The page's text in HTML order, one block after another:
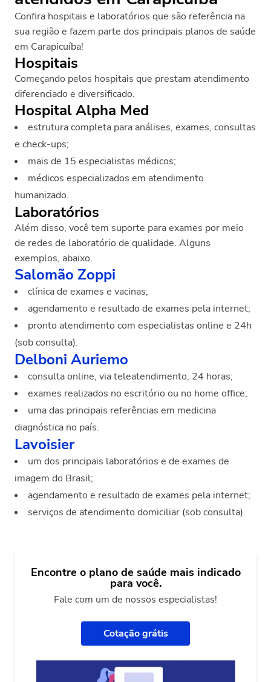
Confira hospitais e laboratórios que são referência na
sua região e fazem parte dos principais planos de saúde
em Carapicuíba!
Hospitais
Começando pelos hospitais que prestam atendimento
diferenciado e diversificado.
Hospital Alpha Med
estrutura completa para análises, exames, consultas
e check-ups;
mais de 15 especialistas médicos;
médicos especializados em atendimento
humanizado.
Laboratórios
Além disso, você tem suporte para exames por meio
de redes de laboratório de qualidade. Alguns
exemplos, abaixo.
Salomão Zoppi
clínica de exames e vacinas;
agendamento e resultado de exames pela internet;
pronto atendimento com especialistas online e 24h
(sob consulta).
Delboni Auriemo
consulta online, via teleatendimento, 24 horas;
exames realizados no escritório ou no home office;
uma das principais referências em medicina
diagnóstica no país.
Lavoisier
um dos principais laboratórios e de exames de
imagem do Brasil;
agendamento e resultado de exames pela internet;
serviços de atendimento domiciliar (sob consulta).
Encontre o plano de saúde mais indicado
para você.
Fale com um de nossos especialistas!
Cotação grátis